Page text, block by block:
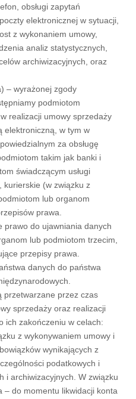
obsługi zapytań
elektronicznej w sytuacji,
z wykonaniem umowy,
analiz statystycznych,
archiwizacyjnych, oraz
– wyrażonej zgody
podmiotom
realizacji umowy sprzedaży
elektroniczną, w tym w
za obsługę
takim jak banki i
świadczącym usługi
kurierskie (w związku z
lub organom
prawa.
prawo do ujawniania danych
lub podmiotom trzecim,
przepisy prawa.
danych do państwa
przetwarzane przez czas
sprzedaży oraz realizacji
ich zakończeniu w celach:
z wykonywaniem umowy i
wynikających z
podatkowych i
i archiwizacyjnych. W związku
– do momentu likwidacji konta